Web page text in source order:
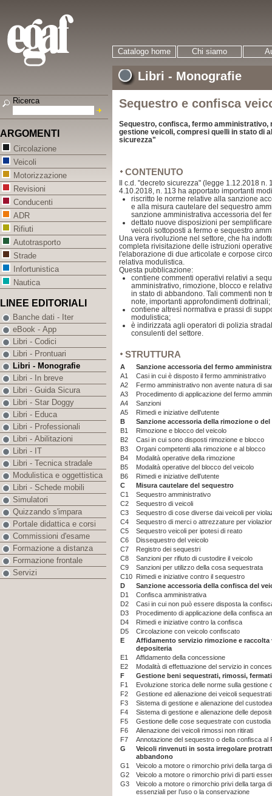
Catalogo home Chi siamo
Libri - Monografie
Sequestro e confisca
Sequestro, confisca, fermo amministrativo,
gestione veicoli, compresi quelli in stato di
sicurezza"
CONTENUTO
Il c.d. "decreto sicurezza" (legge 1.12.2018
4.10.2018, n. 113 ha apportato importanti
riscritto le norme relative alla sanzione
e alla misura cautelare del sequestro
sanzione amministrativa accessoria del
dettato nuove disposizioni per
veicoli sottoposti a fermo e sequestro
Una vera rivoluzione nel settore, che ha
completa rivisitazione delle istruzioni
l'elaborazione di due articolate e corpose
relativa modulistica.
Questa pubblicazione:
contiene commenti operativi relativi a
amministrativo, rimozione, blocco e
in stato di abbandono. Tali commenti non
note, importanti approfondimenti dottrinali;
contiene altresì normativa e prassi di
modulistica;
è indirizzata agli operatori di polizia
consulenti del settore.
STRUTTURA
A
Sanzione accessoria del fermo
A1
Casi in cui è disposto il fermo amministrativo
A2
Fermo amministrativo non avente natura di
A3
Procedimento di applicazione del fermo
A4
Sanzioni
A5
Rimedi e iniziative dell’utente
B
Sanzione accessoria della rimozione o
B1
Rimozione e blocco del veicolo
B2
Casi in cui sono disposti rimozione e blocco
B3
Organi competenti alla rimozione e al blocco
B4
Modalità operative della rimozione
B5
Modalità operative del blocco del veicolo
B6
Rimedi e iniziative dell’utente
C
Misura cautelare del sequestro
C1
Sequestro amministrativo
C2
Sequestro di veicoli
C3
Sequestro di cose diverse dai veicoli per
C4
Sequestro di merci o attrezzature per
C5
Sequestro veicoli per ipotesi di reato
C6
Dissequestro del veicolo
C7
Registro dei sequestri
C8
Sanzioni per rifiuto di custodire il veicolo
C9
Sanzioni per utilizzo della cosa sequestrata
C10 Rimedi e iniziative contro il sequestro
D
Sanzione accessoria della confisca del
D1
Confisca amministrativa
D2
Casi in cui non può essere disposta la
D3
Procedimento di applicazione della confisca
D4
Rimedi e iniziative contro la confisca
D5
Circolazione con veicolo confiscato
E
Affidamento servizio rimozione e raccolta
depositeria
E1
Affidamento della concessione
E2
Modalità di effettuazione del servizio in
F
Gestione beni sequestrati, rimossi,
F1
Evoluzione storica delle norme sulla
F2
Gestione ed alienazione dei veicoli
F3
Sistema di gestione e alienazione del
F4
Sistema di gestione e alienazione delle
F5
Gestione delle cose sequestrate con
F6
Alienazione dei veicoli rimossi non ritirati
F7
Annotazione del sequestro o della confisca al
G
Veicoli rinvenuti in sosta irregolare
abbandono
G1
Veicolo a motore o rimorchio privi della targa
G2
Veicolo a motore o rimorchio privi di parti
G3
Veicolo a motore o rimorchio privi della targa
essenziali per l’uso o la conservazione
Ricerca
ARGOMENTI
Circolazione
Veicoli
Motorizzazione
Revisioni
Conducenti
ADR
Rifiuti
Autotrasporto
Strade
Infortunistica
Nautica
LINEE EDITORIALI
Banche dati - Iter
eBook - App
Libri - Codici
Libri - Prontuari
Libri - Monografie
Libri - In breve
Libri - Guida Sicura
Libri - Star Doggy
Libri - Educa
Libri - Professionali
Libri - Abilitazioni
Libri - IT
Libri - Tecnica stradale
Modulistica e oggettistica
Libri - Schede mobili
Simulatori
Quizzando s'impara
Portale didattica e corsi
Commissioni d'esame
Formazione a distanza
Formazione frontale
Servizi